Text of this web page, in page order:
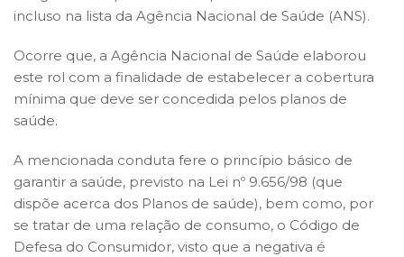
incluso na lista da Agência Nacional de Saúde (ANS).
Ocorre que, a Agência Nacional de Saúde elaborou
este rol com a finalidade de estabelecer a cobertura
mínima que deve ser concedida pelos planos de
saúde.
A mencionada conduta fere o princípio básico de
garantir a saúde, previsto na Lei nº 9.656/98 (que
dispõe acerca dos Planos de saúde), bem como, por
se tratar de uma relação de consumo, o Código de
Defesa do Consumidor, visto que a negativa é